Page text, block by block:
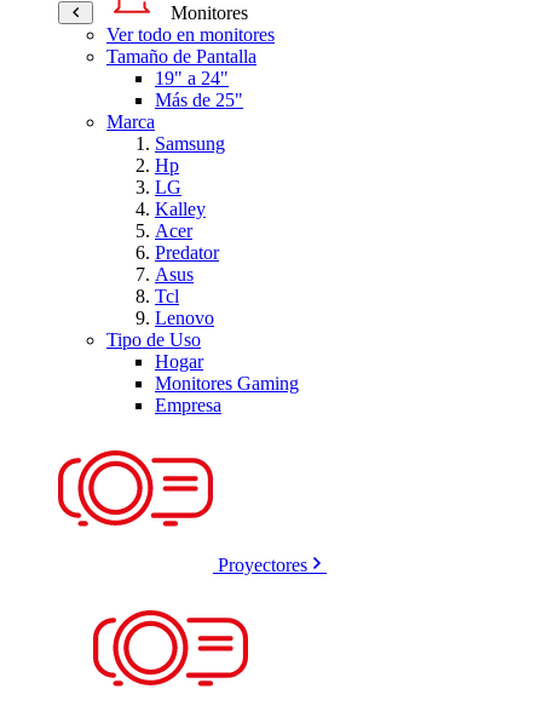
Monitores
Ver todo en monitores
Tamaño de Pantalla
19" a 24"
Más de 25"
Marca
Samsung
Hp
LG
Kalley
Acer
Predator
Asus
Tcl
Lenovo
Tipo de Uso
Hogar
Monitores Gaming
Empresa
Proyectores